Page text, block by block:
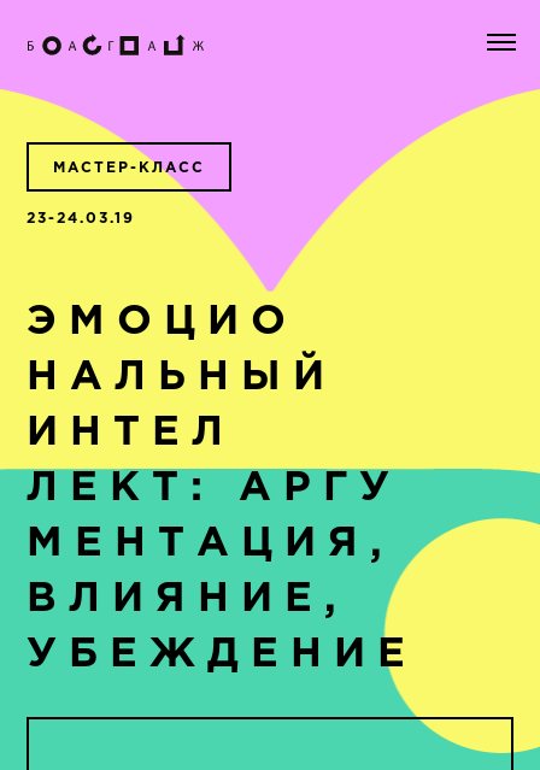
МАСТЕР-КЛАСС
23-24.03.19
ЭМОЦИО
НАЛЬНЫЙ
ИНТЕЛ
ЛЕКТ: АРГУ
МЕНТАЦИЯ,
ВЛИЯНИЕ,
УБЕЖДЕНИЕ